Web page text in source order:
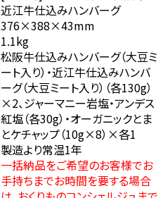
近江牛仕込みハンバーグ
376×388×43mm
1.1kg
松阪牛仕込みハンバーグ（大豆ミ
ート入り）・近江牛仕込みハンバ
ーグ（大豆ミート入り）（各130g）
×2、ジャーマニー岩塩・アンデス
紅塩（各30g）・オーガニックとま
とケチャップ（10g×8）×各1
製造より常温1年
一括納品をご希望のお客様でお
手持ちまでお時間を要する場合